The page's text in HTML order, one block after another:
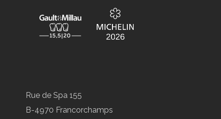
Rue de Spa 155
B-4970 Francorchamps